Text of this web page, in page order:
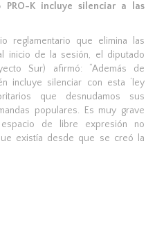
K incluye silenciar a las
reglamentario que elimina las
inicio de la sesión, el diputado
Sur) afirmó: “Además de
incluye silenciar con esta ‘ley
que desnudamos sus
populares. Es muy grave
de libre expresión no
existía desde que se creó la